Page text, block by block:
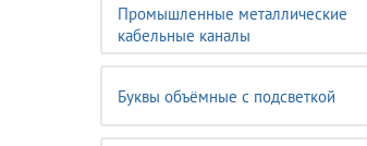
Промышленные металлические
кабельные каналы
Буквы объёмные с подсветкой